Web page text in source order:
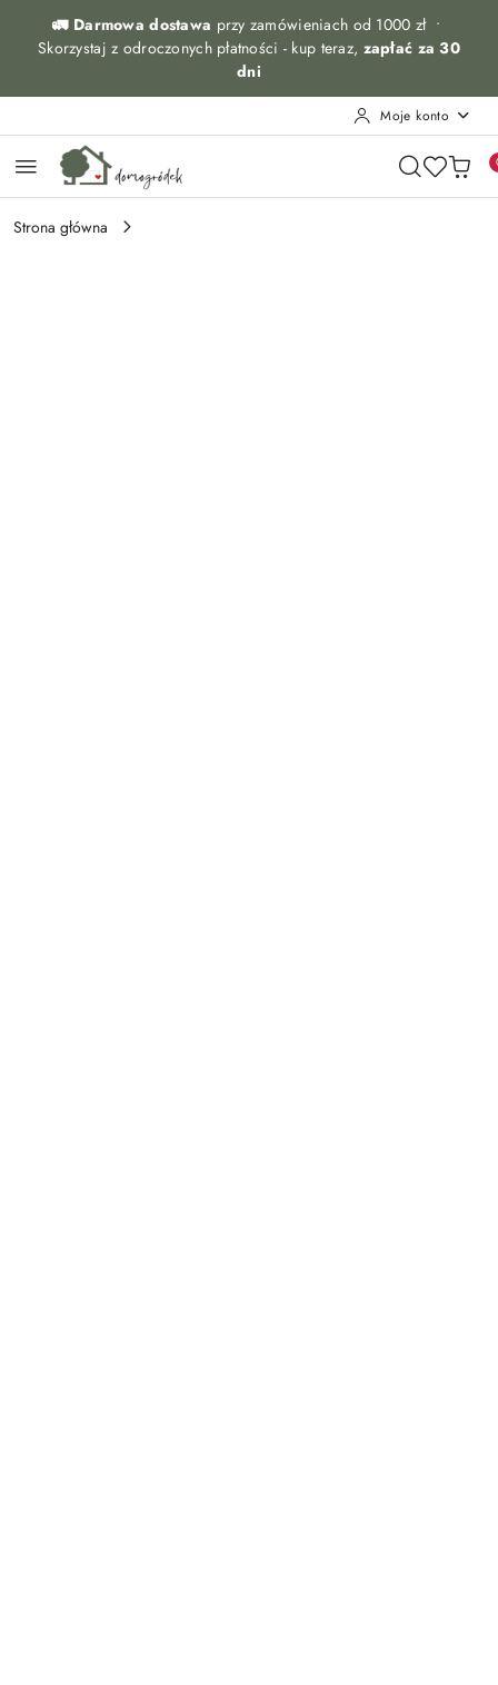
Przejdź do treści głównej
Przejdź do wyszukiwarki
Przejdź do moje konto
Przejdź do menu głównego
Przejdź do opisu produktu
Przejdź do stopki
🚛 Darmowa dostawa przy zamówieniach od 1000 zł •
Skorzystaj z odroczonych płatności - kup teraz, zapłać za 30
dni
Moje konto
Strona główna